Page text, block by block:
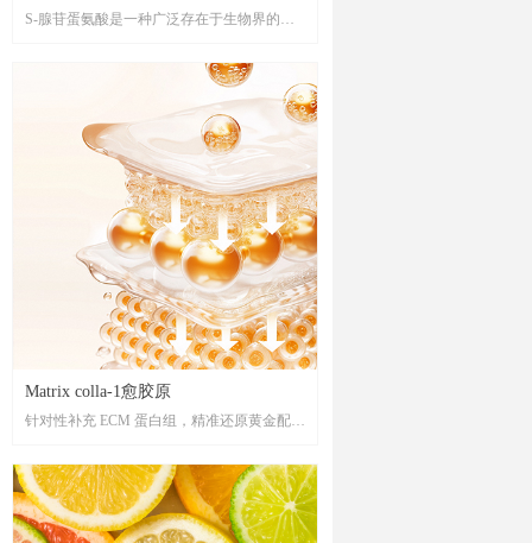
S-腺苷蛋氨酸是一种广泛存在于生物界的重
促进细胞再生及抗氧化、清除自由基等功
效，对机体代谢活动的正常进行起着至关重
Matrix colla-1愈胶原
针对性补充 ECM 蛋白组，精准还原黄金配
真皮饱满结构，重构健康肌肤，恢复肌肤的
饱满弹润，同时调节基质环境的稳态平衡，
由内而外构筑健康的皮肤环境。